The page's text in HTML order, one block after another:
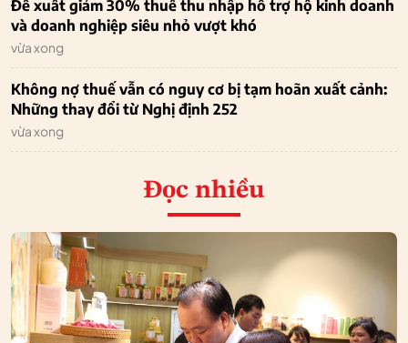
Đề xuất giảm 30% thuế thu nhập hỗ trợ hộ kinh doanh
và doanh nghiệp siêu nhỏ vượt khó
vừa xong
Không nợ thuế vẫn có nguy cơ bị tạm hoãn xuất cảnh:
Những thay đổi từ Nghị định 252
vừa xong
Đọc nhiều